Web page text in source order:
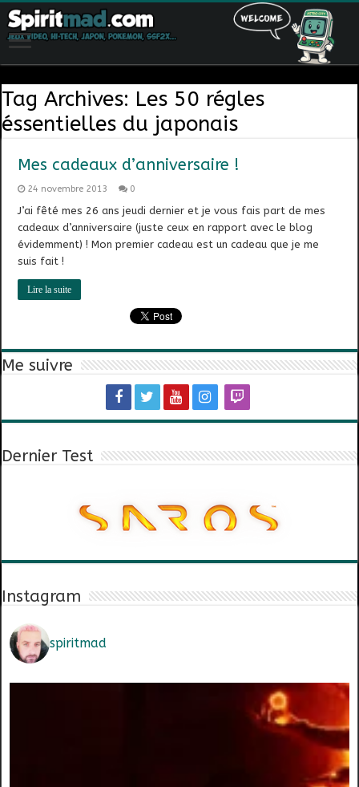
Tag Archives: Les 50 régles
éssentielles du japonais
Mes cadeaux d’anniversaire !
24 novembre 2013 0
J’ai fêté mes 26 ans jeudi dernier et je vous fais part de mes
cadeaux d’anniversaire (juste ceux en rapport avec le blog
évidemment) ! Mon premier cadeau est un cadeau que je me
suis fait !
Lire la suite
Me suivre
Dernier Test
Instagram
spiritmad